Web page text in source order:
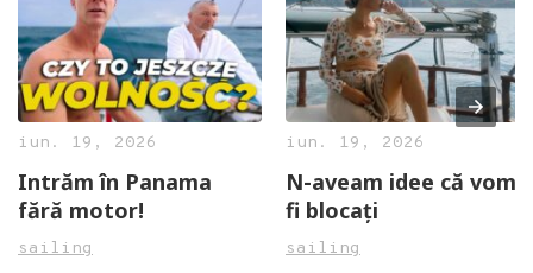
iun. 19, 2026
Intrăm în Panama
fără motor!
sailing
iun. 19, 2026
N-aveam idee că vom
fi blocați
sailing